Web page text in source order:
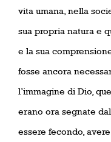
vita umana, nella
sua propria natura e
e la sua
fosse ancora
l’immagine di Dio,
erano ora segnate
essere fecondo,